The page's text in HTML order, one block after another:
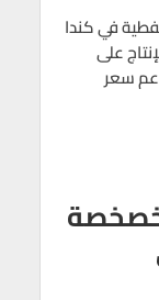
في كندا
على
سعر